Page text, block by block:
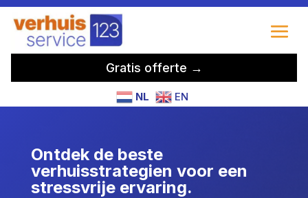
Gratis offerte →
NL EN
Ontdek de beste
verhuisstrategien voor een
stressvrije ervaring.